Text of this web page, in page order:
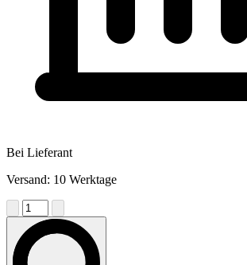
Bei Lieferant
Versand: 10 Werktage